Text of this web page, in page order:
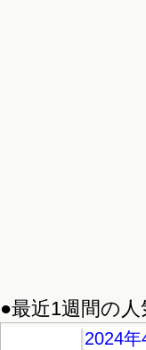
●最近1週間の人
2024